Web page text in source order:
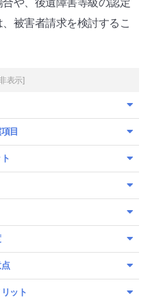
被害者請求を検討するこ
表示]
目
ット